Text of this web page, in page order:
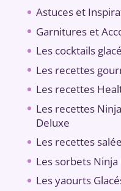
Astuces et
Garnitures et
Les cocktails
Les recettes
Les recettes
Les recettes
Deluxe
Les recettes
Les sorbets Ninja
Les yaourts